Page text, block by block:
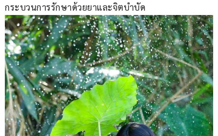
กระบวนการรักษาด้วยยาและจิตบำบัด